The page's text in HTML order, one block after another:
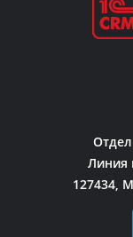
Линия
127434,